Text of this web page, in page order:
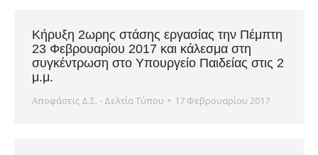
Κήρυξη 2ωρης στάσης εργασίας την Πέμπτη
23 Φεβρουαρίου 2017 και κάλεσμα στη
συγκέντρωση στο Υπουργείο Παιδείας στις 2
μ.μ.
Αποφάσεις Δ.Σ. - Δελτία Τύπου 17 Φεβρουαρίου 2017